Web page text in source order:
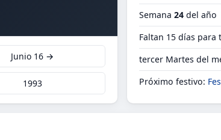
Junio 16 →
1993
Semana 24 del año
Faltan 15 días para
tercer Martes del
Próximo festivo: